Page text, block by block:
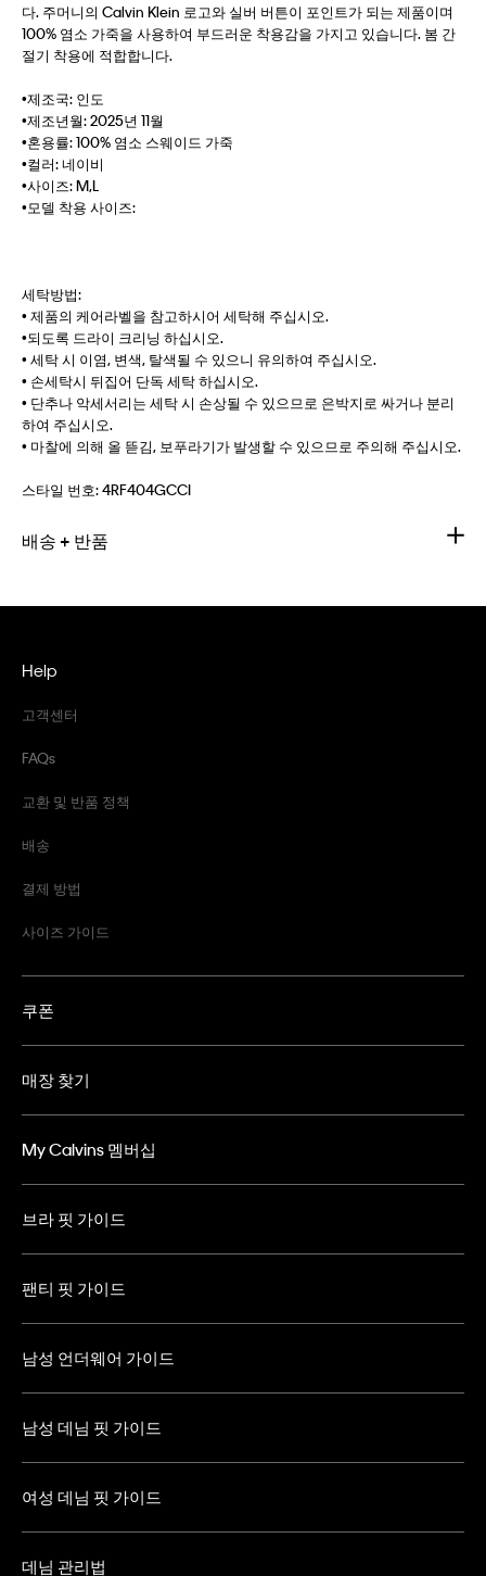
다. 주머니의 Calvin Klein 로고와 실버 버튼이 포인트가 되는 제품이며
100% 염소 가죽을 사용하여 부드러운 착용감을 가지고 있습니다. 봄 간
절기 착용에 적합합니다.
•제조국: 인도
•제조년월: 2025년 11월
•혼용률: 100% 염소 스웨이드 가죽
•컬러: 네이비
•사이즈: M,L
•모델 착용 사이즈:
세탁방법:
• 제품의 케어라벨을 참고하시어 세탁해 주십시오.
•되도록 드라이 크리닝 하십시오.
• 세탁 시 이염, 변색, 탈색될 수 있으니 유의하여 주십시오.
• 손세탁시 뒤집어 단독 세탁 하십시오.
• 단추나 악세서리는 세탁 시 손상될 수 있으므로 은박지로 싸거나 분리
하여 주십시오.
• 마찰에 의해 올 뜯김, 보푸라기가 발생할 수 있으므로 주의해 주십시오.
스타일 번호:4RF404GCCI
배송 + 반품
Help
고객센터
FAQs
교환 및 반품 정책
배송
결제 방법
사이즈 가이드
쿠폰
매장 찾기
My Calvins 멤버십
브라 핏 가이드
팬티 핏 가이드
남성 언더웨어 가이드
남성 데님 핏 가이드
여성 데님 핏 가이드
데님 관리법